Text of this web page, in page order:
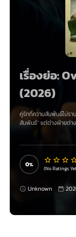
เรื่องย่อ:
(2026)
คู่รักที่ความสัมพันธ์ไม่รา
สัมพันธ์” แต่ต่างฝ่ายต่า
0 (No Ratings
Unknown